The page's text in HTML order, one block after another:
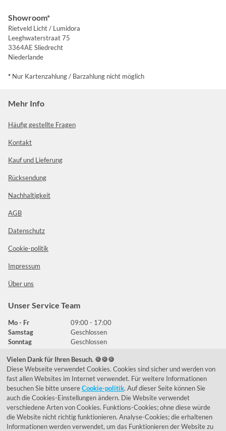
Showroom*
Rietveld Licht / Lumidora
Leeghwaterstraat 75
3364AE Sliedrecht
Niederlande
* Nur Kartenzahlung / Barzahlung nicht möglich
Mehr Info
Häufig gestellte Fragen
Kontakt
Kauf und Lieferung
Rücksendung
Nachhaltigkeit
AGB
Datenschutz
Cookie-politik
Impressum
Über uns
Unser Service Team
Mo - Fr
09:00 - 17:00
Samstag
Geschlossen
Sonntag
Geschlossen
Häufig gestellte Fragen
039292 - 678215
de@lumidora.com
Vielen Dank für Ihren Besuch. 🍪🍪🍪
Diese Webseite verwendet Cookies. Cookies sind sicher und werden von
fast allen Websites im Internet verwendet. Für weitere Informationen
besuchen Sie bitte unsereCookie-politik. Auf dieser Seite können Sie
auch die Cookies-Einstellungen ändern. Die Website verwendet
verschiedene Arten von Cookies. Funktions-Cookies; ohne diese würde
die Website nicht richtig funktionieren. Analyse-Cookies; die erhaltenen
Informationen werden verwendet, um das Funktionieren der Website zu